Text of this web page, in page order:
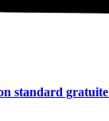
standard gratuite